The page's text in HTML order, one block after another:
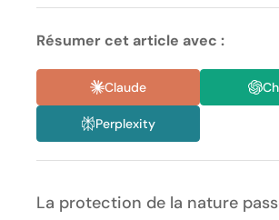
Résumer cet article avec :
Claude
Perplexity
La protection de la nature